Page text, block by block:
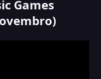
Games